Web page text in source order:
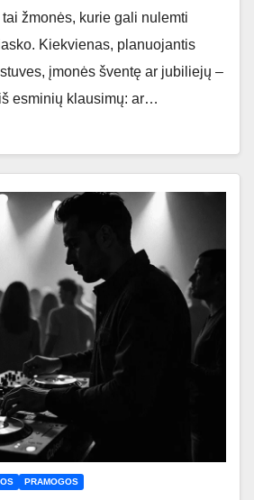
žmonės, kurie gali nulemti
Kiekvienas, planuojantis
įmonės šventę ar jubiliejų –
esminių klausimų: ar…
PRAMOGOS